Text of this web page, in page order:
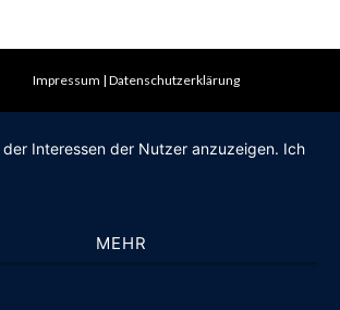
Impressum Datenschutzerklärung
Interessen der Nutzer anzuzeigen. Ich
MEHR